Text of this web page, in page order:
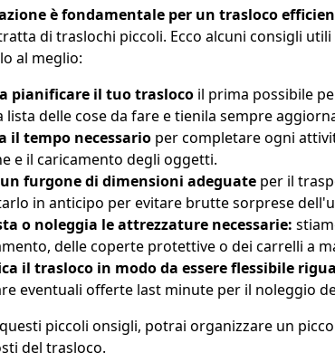
è fondamentale per un trasloco
di traslochi piccoli. Ecco alcuni consigli
al meglio:
pianificare il tuo trasloco il prima possibile
lista delle cose da fare e tienila sempre
il tempo necessario per completare ogni
e il caricamento degli oggetti.
furgone di dimensioni adeguate per il
in anticipo per evitare brutte sorprese
o noleggia le attrezzature necessarie:
delle coperte protettive o dei carrelli a
il trasloco in modo da essere flessibile
eventuali offerte last minute per il noleggio
piccoli onsigli, potrai organizzare un
del trasloco.